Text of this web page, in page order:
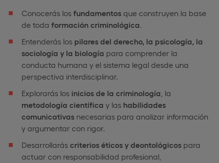
Conocerás los fundamentos que construyen la base
de toda formación criminológica.
Entenderás los pilares del derecho, la psicología, la
sociología y la biología para comprender la
conducta humana y el sistema legal desde una
perspectiva interdisciplinar.
Explorarás los inicios de la criminología , la
metodología científica y las habilidades
comunicativas necesarias para analizar información
y argumentar con rigor.
Desarrollarás criterios éticos y deontológicos para
actuar con responsabilidad profesional,